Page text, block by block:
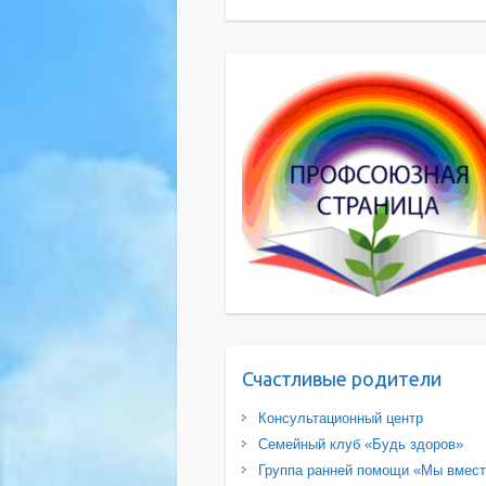
Счастливые родители
Консультационный центр
Семейный клуб «Будь здоров»
Группа ранней помощи «Мы